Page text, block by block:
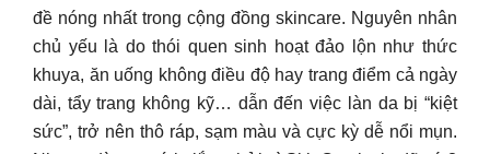
đề nóng nhất trong cộng đồng skincare. Nguyên nhân
chủ yếu là do thói quen sinh hoạt đảo lộn như thức
khuya, ăn uống không điều độ hay trang điểm cả ngày
dài, tẩy trang không kỹ… dẫn đến việc làn da bị “kiệt
sức”, trở nên thô ráp, sạm màu và cực kỳ dễ nổi mụn.